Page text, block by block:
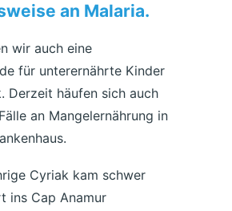
an Malaria.
wir auch eine
für unterernährte Kinder
Derzeit häufen sich auch
an Mangelernährung in
Cyriak kam schwer
ins Cap Anamur